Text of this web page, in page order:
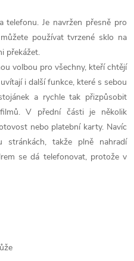
telefonu. Je navržen přesně pro
používat tvrzené sklo na
překážet.
volbou pro všechny, kteří chtějí
i další funkce, které s sebou
a rychle tak přizpůsobit
V přední části je několik
nebo platební karty. Navíc
takže plně nahradí
se dá telefonovat, protože v